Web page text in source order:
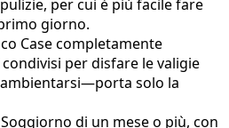
per cui è più facile fare
giorno.
Case completamente
per disfare le valigie
solo la
Soggiorno di un mese o più, con